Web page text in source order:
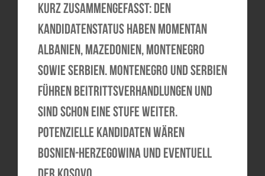
Kurz zusammengefasst: Den
Kandidatenstatus haben momentan
Albanien, Mazedonien, Montenegro
sowie Serbien. Montenegro und Serbien
führen Beitrittsverhandlungen und
sind schon eine Stufe weiter.
Potenzielle Kandidaten wären
Bosnien-Herzegowina und eventuell